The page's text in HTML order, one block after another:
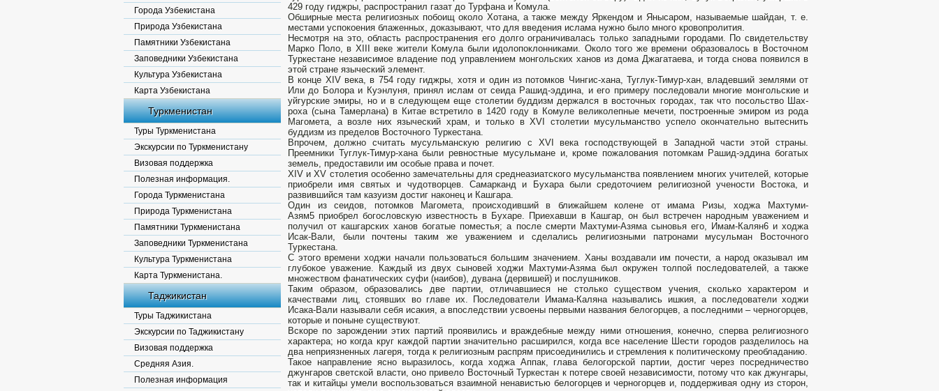
Города Узбекистана
Природа Узбекистана
Памятники Узбекистана
Заповедники Узбекистана
Культура Узбекистана
Карта Узбекистана
Туркменистан
Туры Туркменистана
Экскурсии по Туркменистану
Визовая поддержка
Полезная информация.
Города Туркменистана
Природа Туркменистана
Памятники Туркменистана
Заповедники Туркменистана
Культура Туркменистана
Карта Туркменистана.
Таджикистан
Туры Таджикистана
Экскурсии по Таджикистану
Визовая поддержка
Средняя Азия.
Полезная информация
429 году гиджры, распространил газат до Турфана и Комула.
Обширные места религиозных побоищ около Хотана, а также между Яркендом и Янысаром, называемые шайдан, т. е.
местами успокоения блаженных, доказывают, что для введения ислама нужно было много кровопролития.
Несмотря на это, область распространения его долго ограничивалась только западными городами. По свидетельству
Марко Поло, в XIII веке жители Комула были идолопоклонниками. Около того же времени образовалось в Восточном
Туркестане независимое владение под управлением монгольских ханов из дома Джагатаева, и тогда снова появился в
этой стране языческий элемент.
В конце XIV века, в 754 году гиджры, хотя и один из потомков Чингис-хана, Туглук-Тимур-хан, владевший землями от
Или до Болора и Куэнлуня, принял ислам от сеида Рашид-эддина, и его примеру последовали многие монгольские и
уйгурские эмиры, но и в следующем еще столетии буддизм держался в восточных городах, так что посольство Шах-
роха (сына Тамерлана) в Китае встретило в 1420 году в Комуле великолепные мечети, построенные эмиром из рода
Магомета, а возле них языческий храм, и только в XVI столетии мусульманство успело окончательно вытеснить
буддизм из пределов Восточного Туркестана.
Впрочем, должно считать мусульманскую религию с XVI века господствующей в Западной части этой страны.
Преемники Туглук-Тимур-хана были ревностные мусульмане и, кроме пожалования потомкам Рашид-эддина богатых
земель, предоставили им особые права и почет.
XIV и XV столетия особенно замечательны для среднеазиатского мусульманства появлением многих учителей, которые
приобрели имя святых и чудотворцев. Самарканд и Бухара были средоточием религиозной учености Востока, и
развившийся там казуизм достиг наконец и Кашгара.
Один из сеидов, потомков Магомета, происходивший в ближайшем колене от имама Ризы, ходжа Махтуми-
Азям5 приобрел богословскую известность в Бухаре. Приехавши в Кашгар, он был встречен народным уважением и
получил от кашгарских ханов богатые поместья; а после смерти Махтуми-Азяма сыновья его, Имам-Калян6 и ходжа
Исак-Вали, были почтены таким же уважением и сделались религиозными патронами мусульман Восточного
Туркестана.
С этого времени ходжи начали пользоваться большим значением. Ханы воздавали им почести, а народ оказывал им
глубокое уважение. Каждый из двух сыновей ходжи Махтуми-Азяма был окружен толпой последователей, а также
множеством фанатических суфи (наибов), дувана (дервишей) и послушников.
Таким образом, образовались две партии, отличавшиеся не столько существом учения, сколько характером и
качествами лиц, стоявших во главе их. Последователи Имама-Каляна назывались ишкия, а последователи ходжи
Исака-Вали называли себя исакия, а впоследствии усвоены первыми названия белогорцев, а последними – черногорцев,
которые и поныне существуют.
Вскоре по зарождении этих партий проявились и враждебные между ними отношения, конечно, сперва религиозного
характера; но когда круг каждой партии значительно расширился, когда все население Шести городов разделилось на
два неприязненных лагеря, тогда к религиозным распрям присоединились и стремления к политическому преобладанию.
Такое направление ясно выразилось, когда ходжа Аппак, глава белогорской партии, достиг через посредничество
джунгаров светской власти, оно привело Восточный Туркестан к потере своей независимости, потому что как джунгары,
так и китайцы умели воспользоваться взаимной ненавистью белогорцев и черногорцев и, поддерживая одну из сторон,